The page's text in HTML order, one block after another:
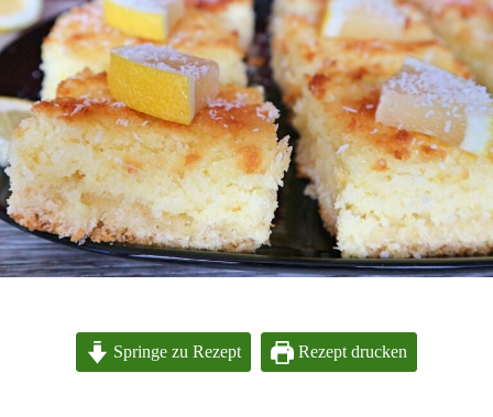
Springe zu Rezept Rezept drucken